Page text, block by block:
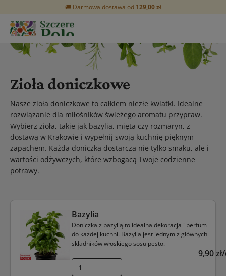
🚚 Darmowa dostawa od 129,00 zł
Zioła doniczkowe
Nasze zioła doniczkowe to całkiem niezłe kwiatki. Idealne
rozwiązanie dla miłośników świeżego aromatu przypraw.
Wybierz zioła, takie jak bazylia, mięta czy rozmaryn, z
dostawą w Krakowie i wypełnij swoją kuchnię pięknym
zapachem. Każda doniczka dostarcza nie tylko smaku, ale i
wartości odżywczych, które wzbogacą Twoje codzienne
potrawy.
Bazylia
Doniczka z bazylią to idealna dekoracja i perfum
do każdej kuchni. Bazylia jest jednym z głównych
składników włoskiego sosu pesto.
9,90